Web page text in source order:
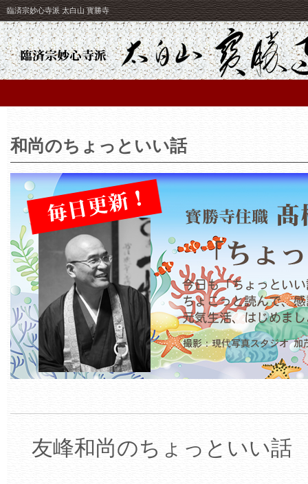
臨済宗妙心寺派 太白山 寳勝寺
和尚のちょっといい話
友峰和尚のちょっといい話